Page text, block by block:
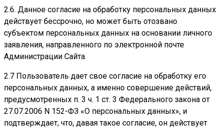
2.6. Данное согласие на обработку персональных данных
действует бессрочно, но может быть отозвано
субъектом персональных данных на основании личного
заявления, направленного по электронной почте
Администрации Сайта.
2.7 Пользователь дает свое согласие на обработку его
персональных данных, а именно совершение действий,
предусмотренных п. 3 ч. 1 ст. 3 Федерального закона от
27.07.2006 N 152-ФЗ «О персональных данных», и
подтверждает, что, давая такое согласие, он действует